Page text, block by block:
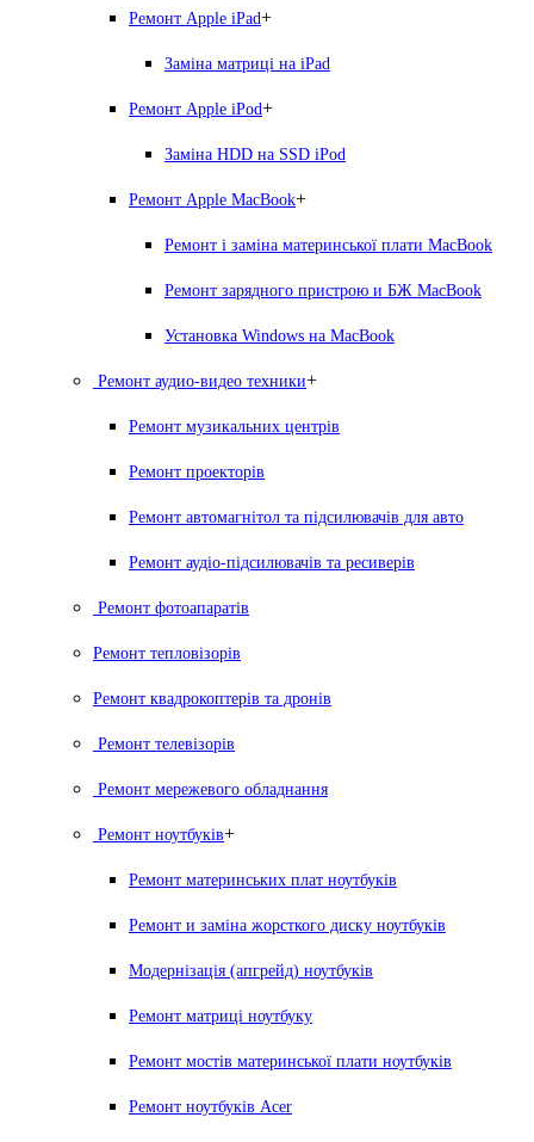
Ремонт Apple iPad+
Заміна матриці на iPad
Ремонт Apple iPod+
Заміна HDD на SSD iPod
Ремонт Apple MacBook+
Ремонт і заміна материнської плати MacBook
Ремонт зарядного пристрою и БЖ MacBook
Установка Windows на MacBook
Ремонт аудио-видео техники+
Ремонт музикальних центрів
Ремонт проекторів
Ремонт автомагнітол та підсилювачів для авто
Ремонт аудіо-підсилювачів та ресиверів
Ремонт фотоапаратів
Ремонт тепловізорів
Ремонт квадрокоптерів та дронів
Ремонт телевізорів
Ремонт мережевого обладнання
Ремонт ноутбуків+
Ремонт материнських плат ноутбуків
Ремонт и заміна жорсткого диску ноутбуків
Модернізація (апгрейд) ноутбуків
Ремонт матриці ноутбуку
Ремонт мостів материнської плати ноутбуків
Ремонт ноутбуків Acer